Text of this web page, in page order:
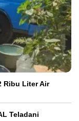
Ribu Liter Air
Teladani